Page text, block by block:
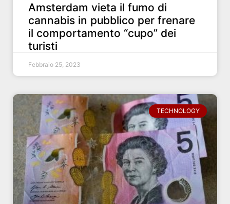
Amsterdam vieta il fumo di
cannabis in pubblico per frenare
il comportamento “cupo” dei
turisti
Febbraio 25, 2023
TECHNOLOGY